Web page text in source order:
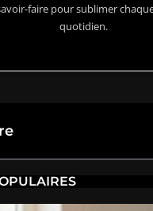
faire pour sublimer
quotidien.